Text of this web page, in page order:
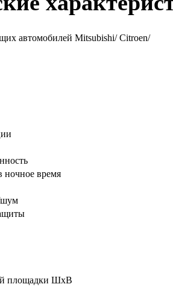
автомобилей Mitsubishi/ Citroen/
ночное время
шум
площадки ШхВ